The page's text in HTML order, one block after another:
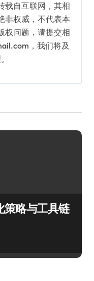
载自互联网，其相
非权威，不代表本
权问题，请提交相
，我们将及
策略与工具链